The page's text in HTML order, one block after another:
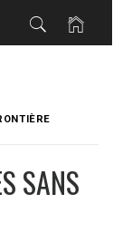
SANS